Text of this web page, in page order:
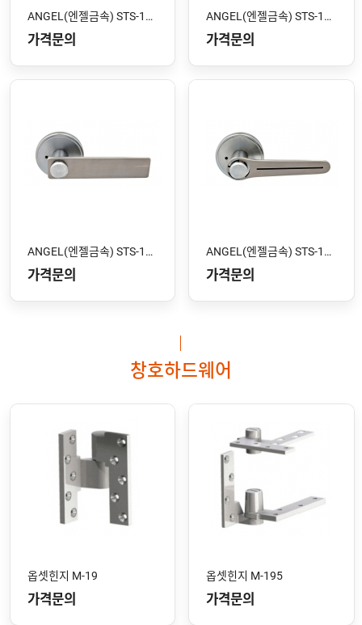
ANGEL(엔젤금속) STS-104 SS
가격문의
ANGEL(엔젤금속) STS-103 SS
가격문의
ANGEL(엔젤금속) STS-102 SS
가격문의
ANGEL(엔젤금속) STS-101 SS
가격문의
창호하드웨어
옵셋힌지 M-19
가격문의
옵셋힌지 M-195
가격문의